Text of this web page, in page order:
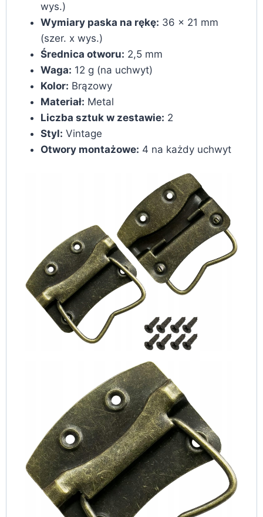
wys.)
Wymiary paska na rękę: 36 x 21 mm
(szer. x wys.)
Średnica otworu: 2,5 mm
Waga: 12 g (na uchwyt)
Kolor: Brązowy
Materiał: Metal
Liczba sztuk w zestawie: 2
Styl: Vintage
Otwory montażowe: 4 na każdy uchwyt